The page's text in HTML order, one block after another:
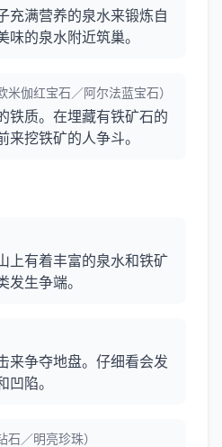
充满营养的泉水来锻炼自
味的泉水附近筑巢。
伽红宝石／阿尔法蓝宝石）
铁质。在埋藏有铁矿石的
挖铁矿的人争斗。
上有着丰富的泉水和铁矿
生争端。
来争夺地盘。仔细看会发
陷。
／明亮珍珠）